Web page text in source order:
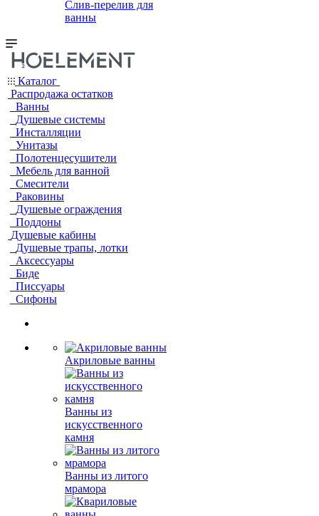
Слив-перелив для
ванны
Каталог
Распродажа остатков
Ванны
Душевые системы
Инсталляции
Унитазы
Полотенцесушители
Мебель для ванной
Смесители
Раковины
Душевые ограждения
Поддоны
Душевые кабины
Душевые трапы, лотки
Аксессуары
Биде
Писсуары
Сифоны
Акриловые ванны
Ванны из
искусственного
камня
Ванны из литого
мрамора